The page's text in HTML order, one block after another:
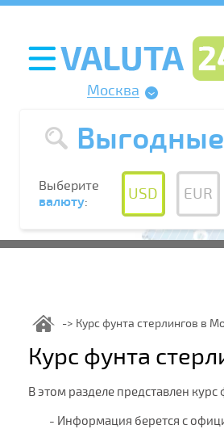
Москва
Выберите
валюту: USD EUR
Курс фунта стерлингов в
Курс фунта
В этом разделе представлен
- Информация берется с